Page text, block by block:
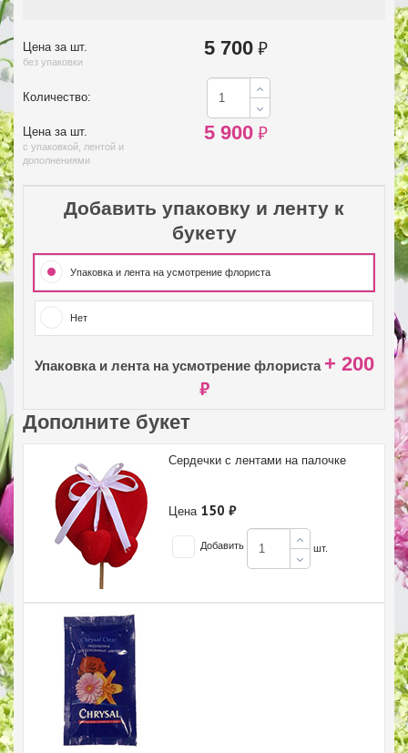
Цена за шт.
без упаковки
5 700 ₽
Количество:
Цена за шт.
с упаковкой, лентой и
дополнениями
5 900 ₽
Добавить упаковку и ленту к
букету
Упаковка и лента на усмотрение флориста
Нет
Упаковка и лента на усмотрение флориста + 200
₽
Дополните букет
Сердечки с лентами на палочке
Цена 150 ₽
Добавить шт.